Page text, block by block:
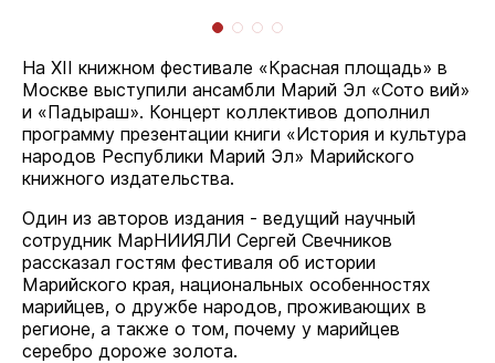
На XII книжном фестивале «Красная площадь» в
Москве выступили ансамбли Марий Эл «Сото вий»
и «Падыраш». Концерт коллективов дополнил
программу презентации книги «История и культура
народов Республики Марий Эл» Марийского
книжного издательства.
Один из авторов издания - ведущий научный
сотрудник МарНИИЯЛИ Сергей Свечников
рассказал гостям фестиваля об истории
Марийского края, национальных особенностях
марийцев, о дружбе народов, проживающих в
регионе, а также о том, почему у марийцев
серебро дороже золота.